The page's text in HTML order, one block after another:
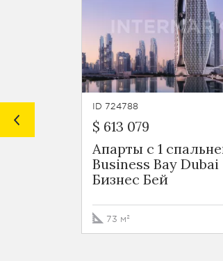
ID 724788
$ 613 079
Апарты с 1
Business Bay Dubai
Бизнес Бей
73 м²